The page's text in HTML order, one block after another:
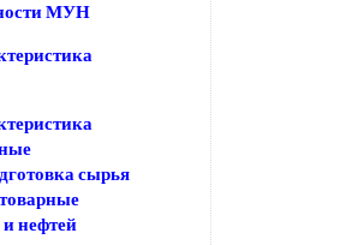
МУН
сырья
нефтей